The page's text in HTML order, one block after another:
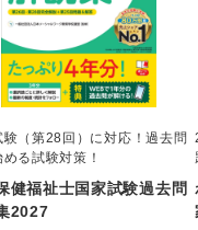
験（第28回）に対応！過去問
る試験対策！
健福祉士国家試験過去問
2027